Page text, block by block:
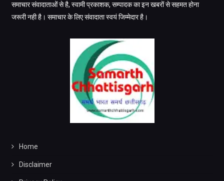
समाचार संवादाताओं से है, स्वामी प्रकाशक, सम्पादक का इन खबरों से सहमत होना
जरूरी नही है। समाचार के लिए संवादाता स्वयं जिम्मेदार है।
Home
Disclaimer